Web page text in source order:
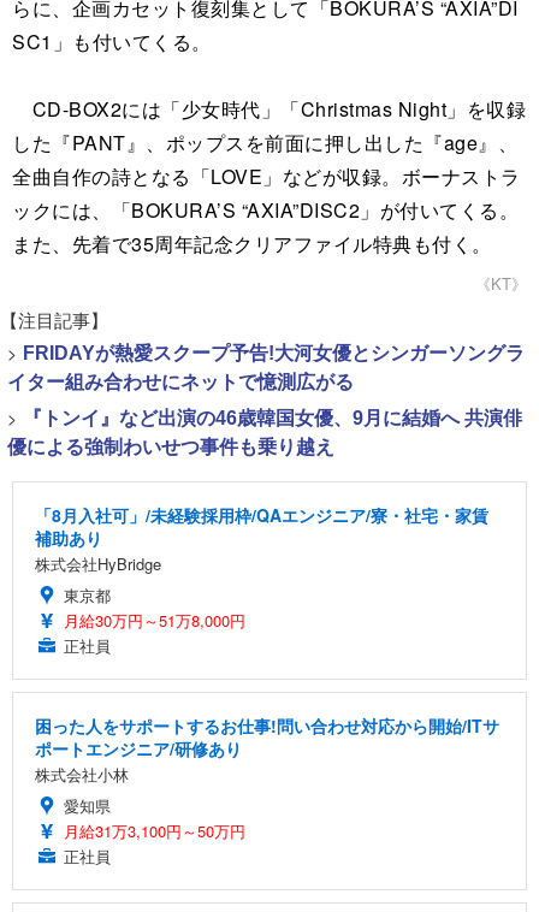
らに、企画カセット復刻集として「BOKURA’S “AXIA”DI
SC1」も付いてくる。
CD-BOX2には「少女時代」「Christmas Night」を収録
した『PANT』、ポップスを前面に押し出した『age』、
全曲自作の詩となる「LOVE」などが収録。ボーナストラ
ックには、「BOKURA’S “AXIA”DISC2」が付いてくる。
また、先着で35周年記念クリアファイル特典も付く。
《KT》
【注目記事】
> FRIDAYが熱愛スクープ予告!大河女優とシンガーソングラ
イター組み合わせにネットで憶測広がる
>
『トンイ』など出演の46歳韓国女優、9月に結婚へ 共演俳
優による強制わいせつ事件も乗り越え
「8月入社可」/未経験採用枠/QAエンジニア/寮・社宅・家賃
補助あり
株式会社HyBridge
東京都
月給30万円～51万8,000円
正社員
困った人をサポートするお仕事!問い合わせ対応から開始/ITサ
ポートエンジニア/研修あり
株式会社小林
愛知県
月給31万3,100円～50万円
正社員